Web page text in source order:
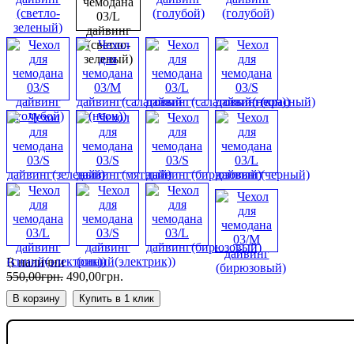
В наличии
550,00грн. 490,00грн.
В корзину Купить в 1 клик